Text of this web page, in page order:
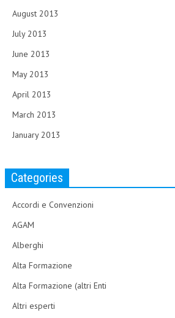
August 2013
July 2013
June 2013
May 2013
April 2013
March 2013
January 2013
Categories
Accordi e Convenzioni
AGAM
Alberghi
Alta Formazione
Alta Formazione (altri Enti
Altri esperti